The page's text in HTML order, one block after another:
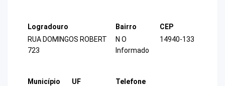
Logradouro
RUA DOMINGOS ROBERT
723
Bairro
N O
Informado
CEP
14940-133
Município
UF
Telefone